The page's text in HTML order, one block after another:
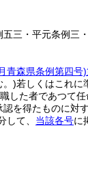
三・平元条例三
青森県条例第四号)
。)若しくはこれに
した者であつて
を得たものに対
して、 当該各号に